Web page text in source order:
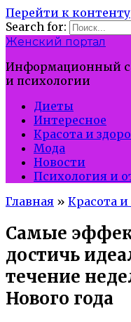
Перейти к контенту
Search for:
Женский портал
Информационный
и психологии
Диеты
Интересное
Красота и
Мода
Новости
Психология и
Главная » Красота и
Самые
достичь
течение
Нового года